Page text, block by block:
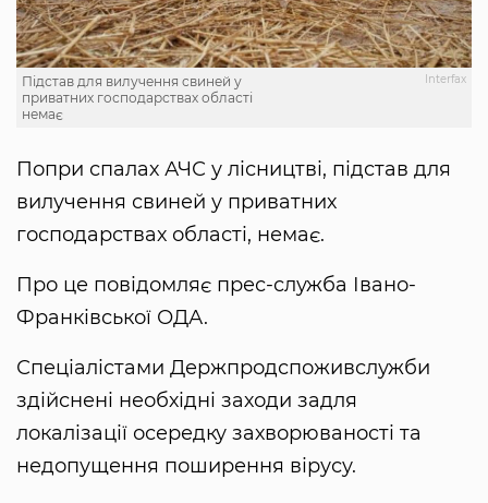
Interfax
Підстав для вилучення свиней у
приватних господарствах області
немає
Попри спалах АЧС у лісництві, підстав для
вилучення свиней у приватних
господарствах області, немає.
Про це повідомляє прес-служба Івано-
Франківської ОДА.
Спеціалістами Держпродспоживслужби
здійснені необхідні заходи задля
локалізації осередку захворюваності та
недопущення поширення вірусу.